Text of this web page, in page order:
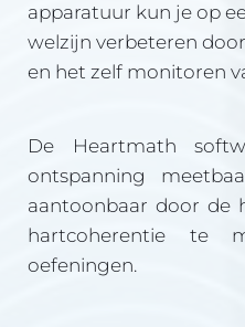
apparatuur kun je op
welzijn verbeteren
en het zelf monitoren
De Heartmath
ontspanning
aantoonbaar door de
hartcoherentie te
oefeningen.